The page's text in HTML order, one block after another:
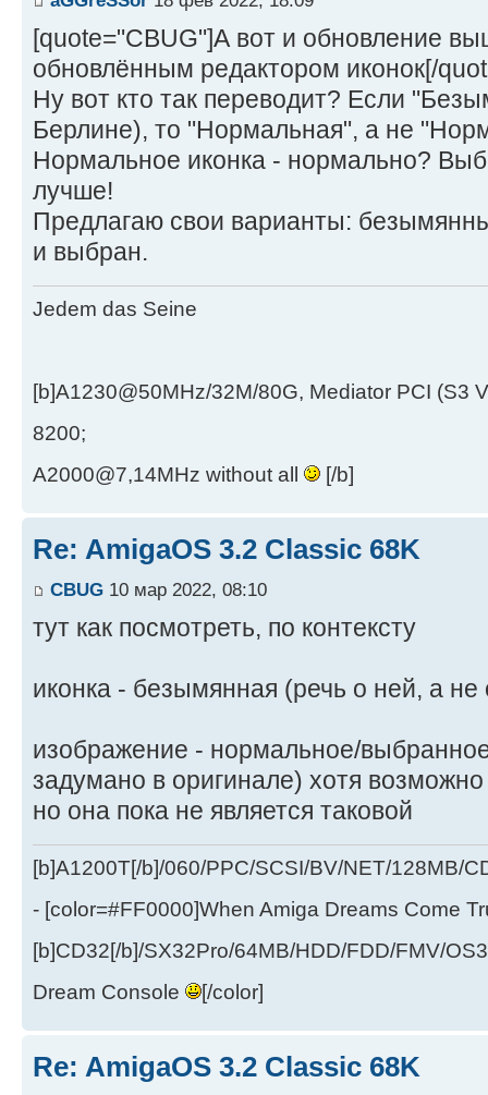
[quote="CBUG"]А вот и обновление
обновлённым редактором иконок[/
Ну вот кто так переводит? Если
Берлине), то "Нормальная", а не
Нормальное иконка - нормально?
лучше!
Предлагаю свои варианты:
и выбран.
Jedem das Seine
[b]A1230@50MHz/32M/80G, Mediator PCI (S3
8200;
A2000@7,14MHz without all
[/b]
Re: AmigaOS 3.2 Classic 68K
CBUG 10 мар 2022, 08:10
тут как посмотреть, по контексту
иконка - безымянная (речь о ней, а не
изображение - нормальное/
задумано в оригинале) хотя возможно
но она пока не является таковой
[b]A1200T[/b]/060/PPC/SCSI/BV/NET/128MB/
- [color=#FF0000]When Amiga Dreams Come
[b]CD32[/b]/SX32Pro/64MB/HDD/FDD/FMV/
Dream Console
[/color]
Re: AmigaOS 3.2 Classic 68K